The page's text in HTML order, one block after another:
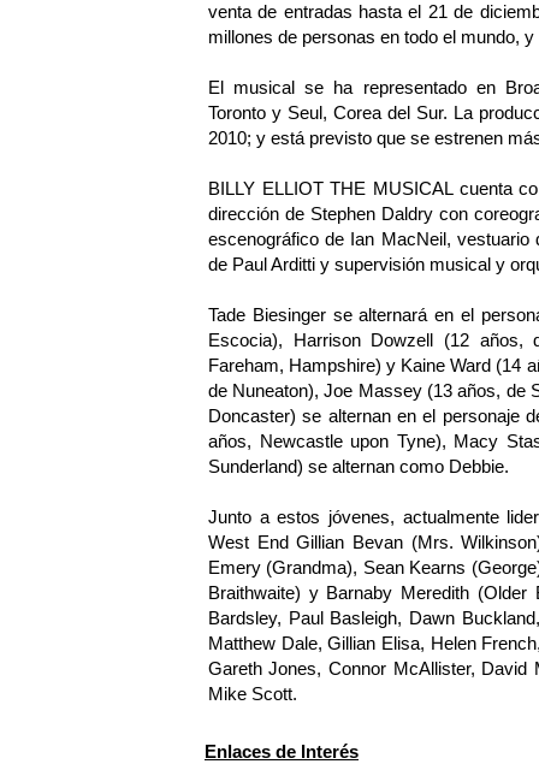
venta de entradas hasta el 21 de
millones de personas en todo el mundo,
El musical se ha representado en
Toronto y Seul, Corea del Sur. La
2010; y está previsto que se estrenen
BILLY ELLIOT THE MUSICAL cuenta
dirección de Stephen Daldry con
escenográfico de Ian MacNeil,
de Paul Arditti y supervisión musical y
Tade Biesinger se alternará en el
Escocia), Harrison Dowzell (12 años,
Fareham, Hampshire) y Kaine Ward (14
de Nuneaton), Joe Massey (13 años, de
Doncaster) se alternan en el personaje
años, Newcastle upon Tyne), Macy
Sunderland) se alternan como Debbie.
Junto a estos jóvenes, actualmente
West End Gillian Bevan (Mrs.
Emery (Grandma), Sean Kearns
Braithwaite) y Barnaby Meredith
Bardsley, Paul Basleigh, Dawn
Matthew Dale, Gillian Elisa, Helen
Gareth Jones, Connor McAllister,
Mike Scott.
Enlaces de Interés